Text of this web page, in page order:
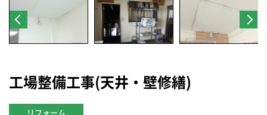
工場整備工事(天井・壁修繕)
リフォーム